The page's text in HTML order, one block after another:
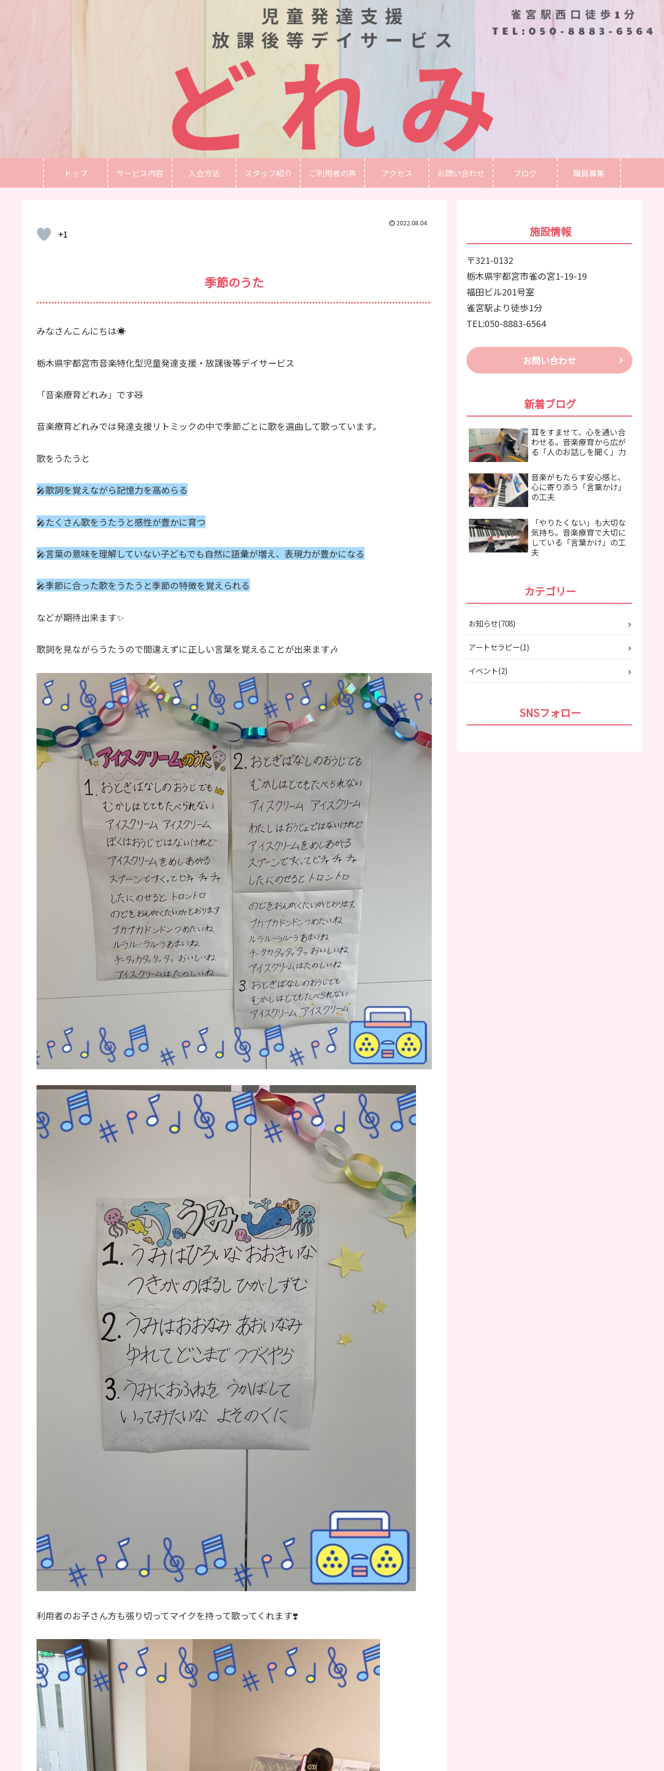
トップ サービス内容 入会方法 スタッフ紹介 ご利用者の声 アクセス お問い合わせ ブログ 職員募集
2022.08.04
+1
季節のうた
みなさんこんにちは☀️
栃木県宇都宮市音楽特化型児童発達支援・放課後等デイサービス
「音楽療育どれみ」です🧸
音楽療育どれみでは発達支援リトミックの中で季節ごとに歌を選曲して歌っています。
歌をうたうと
🎤歌詞を覚えながら記憶力を高めらる
🎤たくさん歌をうたうと感性が豊かに育つ
🎤言葉の意味を理解していない子どもでも自然に語彙が増え、表現力が豊かになる
🎤季節に合った歌をうたうと季節の特徴を覚えられる
などが期待出来ます✨
歌詞を見ながらうたうので間違えずに正しい言葉を覚えることが出来ます🎶
利用者のお子さん方も張り切ってマイクを持って歌ってくれます❣️
施設情報
〒321-0132
栃木県宇都宮市雀の宮1-19-19
福田ビル201号室
雀宮駅より徒歩1分
TEL:050-8883-6564
お問い合わせ
新着ブログ
耳をすませて、心を通い合
わせる。音楽療育から広が
る「人のお話しを聞く」力
音楽がもたらす安心感と、
心に寄り添う「言葉かけ」
の工夫
「やりたくない」も大切な
気持ち。音楽療育で大切に
している「言葉かけ」の工
夫
カテゴリー
お知らせ 708
アートセラピー 1
イベント 2
SNSフォロー